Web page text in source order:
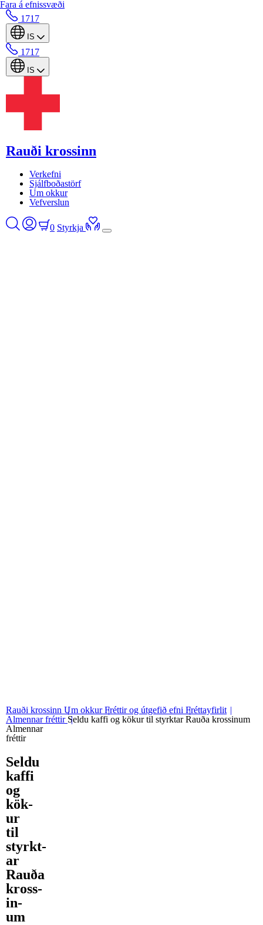
Fara á efnissvæði
1717
IS
1717
IS
Rauði krossinn
Verkefni
Sjálfboðastörf
Um okkur
Vefverslun
0 Styrkja
Rauði krossinn Um okkurFréttir og útgefið efni Fréttayfirlit
Almennar fréttir Seldu kaffi og kökur til styrktar Rauða krossinum
Almennar
fréttir
Seldu
kaffi
og
kök­
ur
til
styrkt­
ar
Rauða
kross­
in­
um